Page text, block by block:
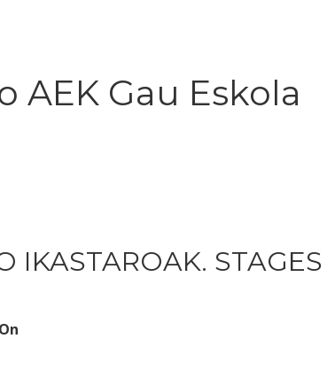
AEK Gau Eskola
IKASTAROAK.